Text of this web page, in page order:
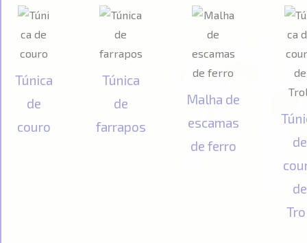
Túnica
de
couro
Túnica
de
farrapos
Malha de
escamas
de ferro
de
de